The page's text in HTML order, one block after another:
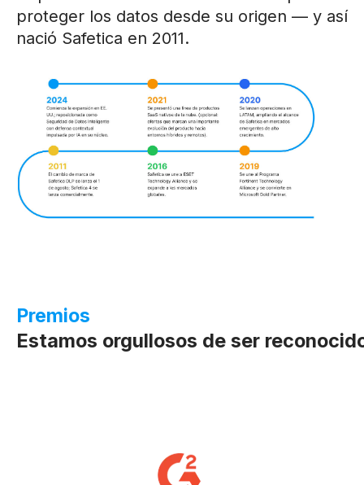
proteger los datos desde su origen — y así
nació Safetica en 2011.
Premios
Estamos orgullosos de ser